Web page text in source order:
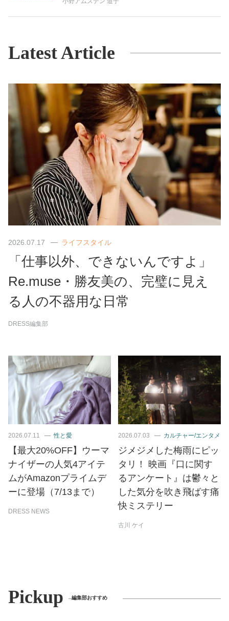
Latest Article
2026.07.17 ライフスタイル
「仕事以外、できないんですよ」
Re.muse・勝友美の、完璧に見え
る人の不器用な日常
DRESS編集部
2026.07.11 性と愛
【最大20%OFF】ウーマ
ナイザーの人気4アイテ
ムがAmazonプライムデ
ーに登場（7/13まで）
DRESS NEWS
2026.07.03 カルチャー/エンタメ
ジメジメした梅雨にピッ
タリ！ 映画『口に関す
るアンケート』は鬱々と
した気分を吹き飛ばす痛
快ミステリー
古川 ケイ
Pickup 編集部おすすめ